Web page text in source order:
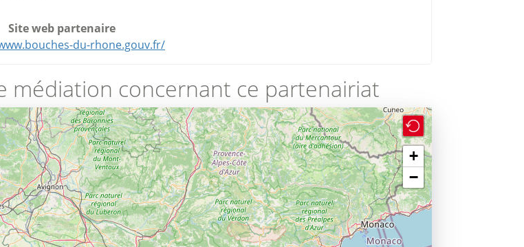
Site web partenaire
du-rhone.gouv.fr/
médiation concernant ce partenairiat
+
−